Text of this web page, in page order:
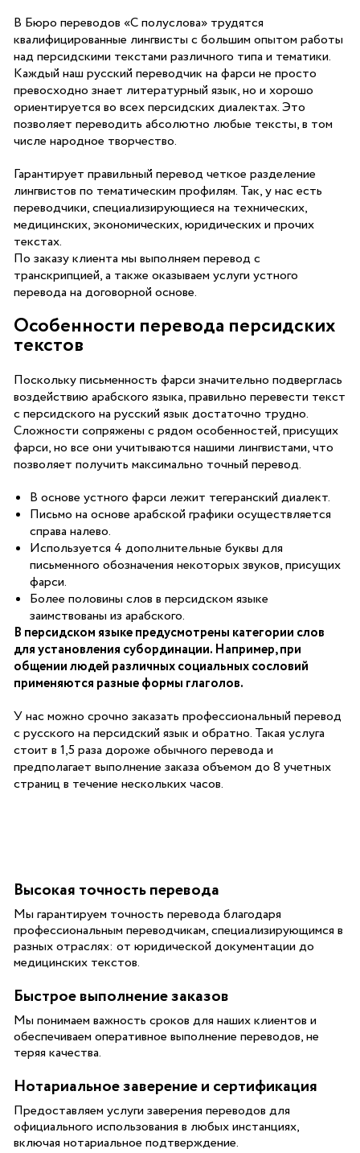
В Бюро переводов «С полуслова» трудятся
квалифицированные лингвисты с большим опытом работы
над персидскими текстами различного типа и тематики.
Каждый наш русский переводчик на фарси не просто
превосходно знает литературный язык, но и хорошо
ориентируется во всех персидских диалектах. Это
позволяет переводить абсолютно любые тексты, в том
числе народное творчество.
Гарантирует правильный перевод четкое разделение
лингвистов по тематическим профилям. Так, у нас есть
переводчики, специализирующиеся на технических,
медицинских, экономических, юридических и прочих
текстах.
По заказу клиента мы выполняем перевод с
транскрипцией, а также оказываем услуги устного
перевода на договорной основе.
Особенности перевода персидских
текстов
Поскольку письменность фарси значительно подверглась
воздействию арабского языка, правильно перевести текст
с персидского на русский язык достаточно трудно.
Сложности сопряжены с рядом особенностей, присущих
фарси, но все они учитываются нашими лингвистами, что
позволяет получить максимально точный перевод.
В основе устного фарси лежит тегеранский диалект.
Письмо на основе арабской графики осуществляется
справа налево.
Используется 4 дополнительные буквы для
письменного обозначения некоторых звуков, присущих
фарси.
Более половины слов в персидском языке
заимствованы из арабского.
В персидском языке предусмотрены категории слов
для установления субординации. Например, при
общении людей различных социальных сословий
применяются разные формы глаголов.
У нас можно срочно заказать профессиональный перевод
с русского на персидский язык и обратно. Такая услуга
стоит в 1,5 раза дороже обычного перевода и
предполагает выполнение заказа объемом до 8 учетных
страниц в течение нескольких часов.
Высокая точность перевода
Мы гарантируем точность перевода благодаря
профессиональным переводчикам, специализирующимся в
разных отраслях: от юридической документации до
медицинских текстов.
Быстрое выполнение заказов
Мы понимаем важность сроков для наших клиентов и
обеспечиваем оперативное выполнение переводов, не
теряя качества.
Нотариальное заверение и сертификация
Предоставляем услуги заверения переводов для
официального использования в любых инстанциях,
включая нотариальное подтверждение.